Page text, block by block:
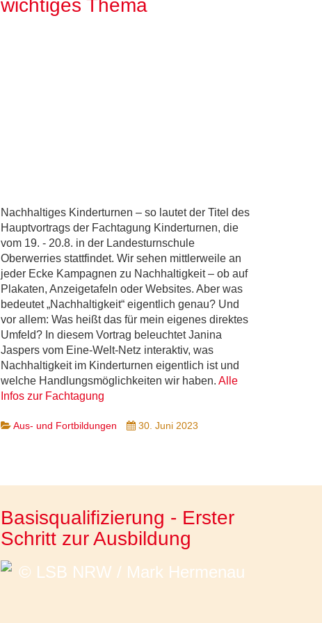
wichtiges Thema
Nachhaltiges Kinderturnen – so lautet der Titel des
Hauptvortrags der Fachtagung Kinderturnen, die
vom 19. - 20.8. in der Landesturnschule
Oberwerries stattfindet. Wir sehen mittlerweile an
jeder Ecke Kampagnen zu Nachhaltigkeit – ob auf
Plakaten, Anzeigetafeln oder Websites. Aber was
bedeutet „Nachhaltigkeit“ eigentlich genau? Und
vor allem: Was heißt das für mein eigenes direktes
Umfeld? In diesem Vortrag beleuchtet Janina
Jaspers vom Eine-Welt-Netz interaktiv, was
Nachhaltigkeit im Kinderturnen eigentlich ist und
welche Handlungsmöglichkeiten wir haben. Alle
Infos zur Fachtagung
Aus- und Fortbildungen 30. Juni 2023
Basisqualifizierung - Erster
Schritt zur Ausbildung